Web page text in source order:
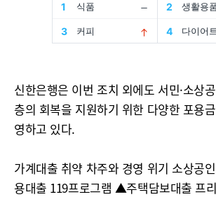
신한은행은 이번 조치 외에도 서민·소상
층의 회복을 지원하기 위한 다양한 포용
영하고 있다.
가계대출 취약 차주와 경영 위기 소상공
용대출 119프로그램 ▲주택담보대출 프